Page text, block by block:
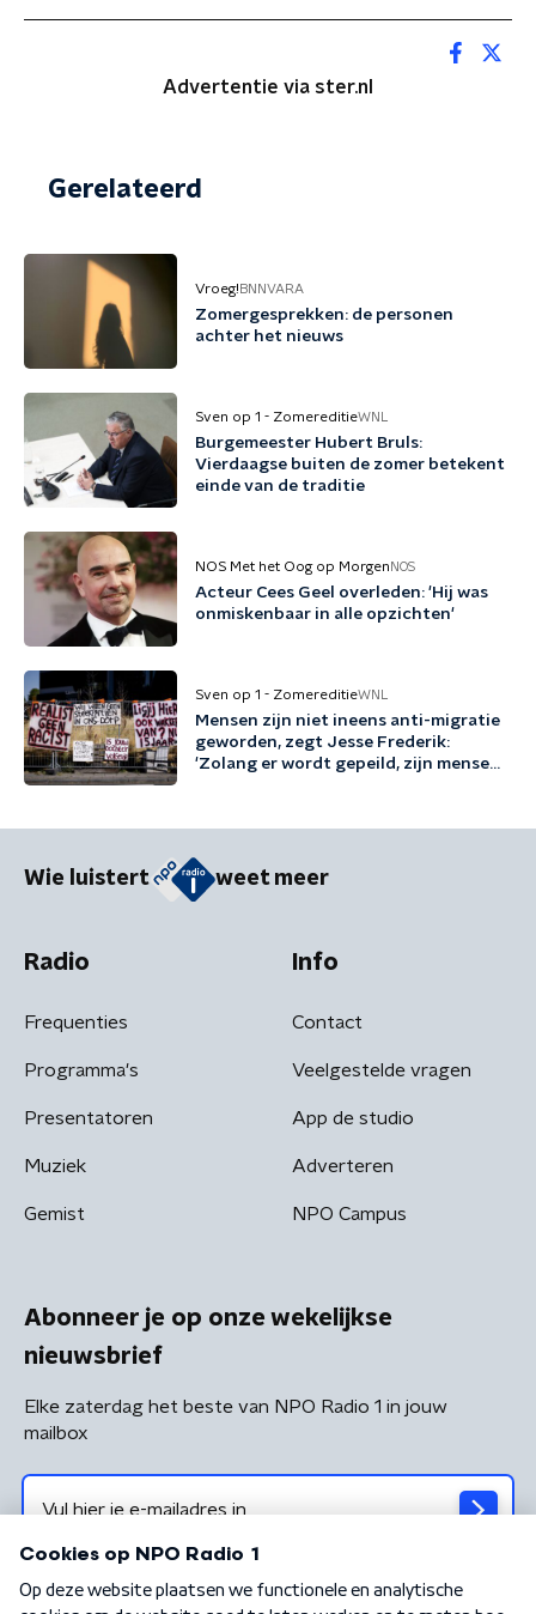
Advertentie via ster.nl
Gerelateerd
Vroeg! BNNVARA
Zomergesprekken: de personen
achter het nieuws
Sven op 1 - ZomereditieWNL
Burgemeester Hubert Bruls:
Vierdaagse buiten de zomer betekent
einde van de traditie
NOS Met het Oog op Morgen NOS
Acteur Cees Geel overleden: 'Hij was
onmiskenbaar in alle opzichten'
Sven op 1 - ZomereditieWNL
Mensen zijn niet ineens anti-migratie
geworden, zegt Jesse Frederik:
'Zolang er wordt gepeild, zijn mensen
Wie luistert weet meer
Radio
Frequenties
Programma's
Presentatoren
Muziek
Gemist
Info
Contact
Veelgestelde vragen
App de studio
Adverteren
NPO Campus
Abonneer je op onze wekelijkse
nieuwsbrief
Elke zaterdag het beste van NPO Radio 1 in jouw
mailbox